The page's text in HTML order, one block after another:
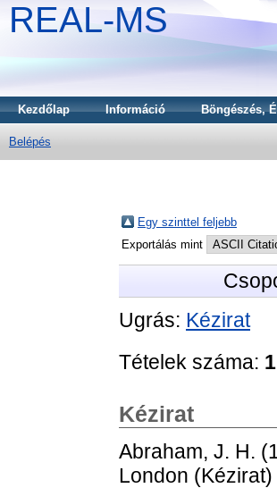
REAL-MS
Kezdőlap Információ Böngészés,
Belépés
Egy szinttel feljebb
Exportálás mint
Ugrás: Kézirat
Tételek száma: 1
Kézirat
Abraham, J. H.
London (Kézirat)